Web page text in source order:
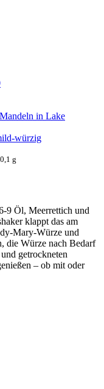
in Lake
würzig
g
9 Öl, Meerrettich und
klappt das am
Mary-Würze und
die Würze nach Bedarf
getrockneten
– ob mit oder